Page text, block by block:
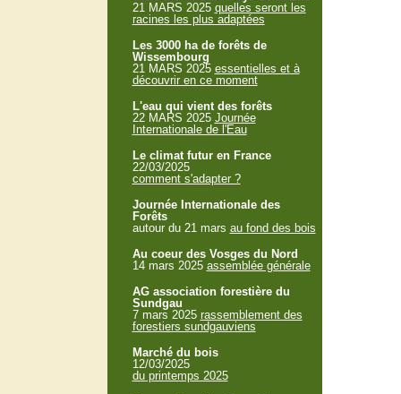
21 MARS 2025 quelles seront les
racines les plus adaptées
Les 3000 ha de forêts de
Wissembourg
21 MARS 2025 essentielles et à
découvrir en ce moment
L'eau qui vient des forêts
22 MARS 2025 Journée
Internationale de l'Eau
Le climat futur en France
22/03/2025
comment s'adapter ?
Journée Internationale des
Forêts
autour du 21 mars au fond des bois
Au coeur des Vosges du Nord
14 mars 2025 assemblée générale
AG association forestière du
Sundgau
7 mars 2025 rassemblement des
forestiers sundgauviens
Marché du bois
12/03/2025
du printemps 2025